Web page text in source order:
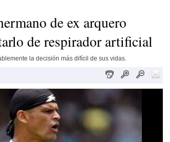
de ex arquero
de respirador artificial
la decisión más difícil de sus vidas.